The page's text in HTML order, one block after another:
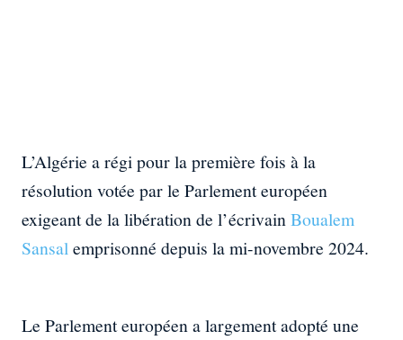
L’Algérie a régi pour la première fois à la
résolution votée par le Parlement européen
exigeant de la libération de l’écrivainBoualem
Sansalemprisonné depuis la mi-novembre 2024.
Le Parlement européen a largement adopté une